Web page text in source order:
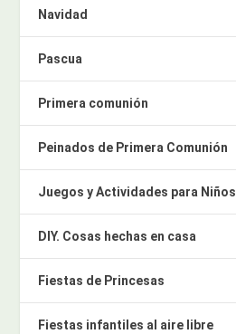
Navidad
Pascua
Primera comunión
Peinados de Primera Comunión
Juegos y Actividades para Niños
DIY. Cosas hechas en casa
Fiestas de Princesas
Fiestas infantiles al aire libre